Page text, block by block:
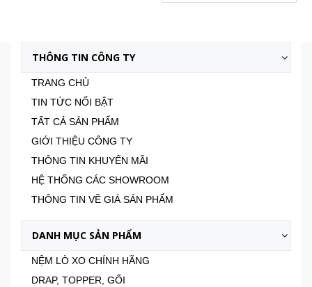
THÔNG TIN CÔNG TY
TRANG CHỦ
TIN TỨC NỔI BẬT
TẤT CẢ SẢN PHẨM
GIỚI THIỆU CÔNG TY
THÔNG TIN KHUYẾN MÃI
HỆ THỐNG CÁC SHOWROOM
THÔNG TIN VỀ GIÁ SẢN PHẨM
DANH MỤC SẢN PHẨM
NỆM LÒ XO CHÍNH HÃNG
DRAP, TOPPER, GỐI